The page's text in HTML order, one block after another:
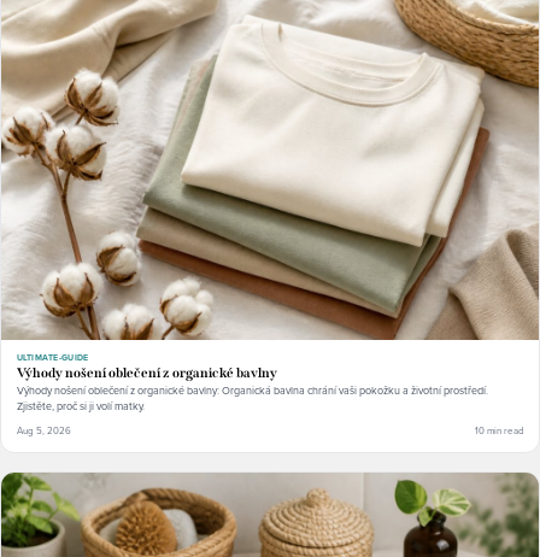
ULTIMATE-GUIDE
Výhody nošení oblečení z organické bavlny
Výhody nošení oblečení z organické bavlny: Organická bavlna chrání vaši pokožku a životní prostředí.
Zjistěte, proč si ji volí matky.
Aug 5, 2026 10 min read